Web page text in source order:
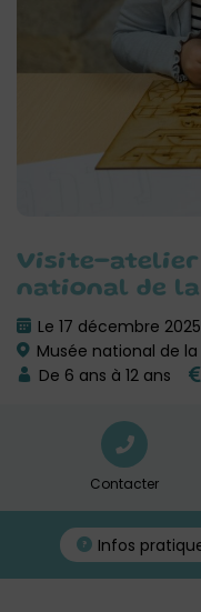
Visite-atelier
national de
Le 17 décembre
Musée national de la
De 6 ans à 12 ans
Contacter
Infos